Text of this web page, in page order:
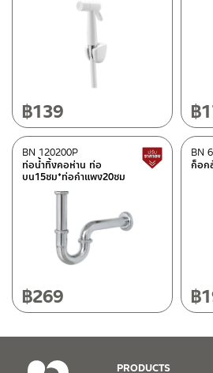
฿139 ฿
ท่อน้ำทิ้งคอห่าน ท่อ
บน15ซม*ท่อกำแพง20ซม
BN 120200P สินค้าป
฿269
ก็อก
BN
฿
PRODUCTS